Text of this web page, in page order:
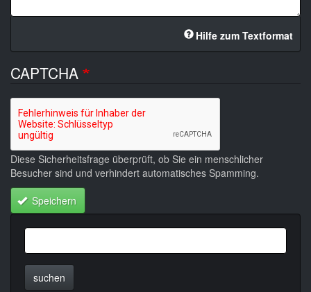
Hilfe zum Textformat
CAPTCHA
Diese Sicherheitsfrage überprüft, ob Sie ein menschlicher
Besucher sind und verhindert automatisches Spamming.
Speichern
suchen